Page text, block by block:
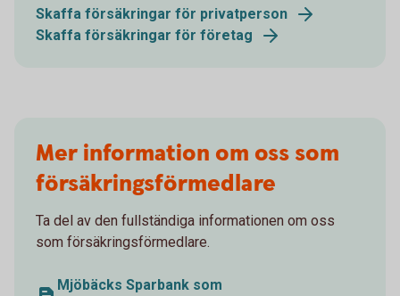
Skaffa försäkringar för privatperson
Skaffa försäkringar för företag
Mer information om oss som
försäkringsförmedlare
Ta del av den fullständiga informationen om oss
som försäkringsförmedlare.
Mjöbäcks Sparbank som